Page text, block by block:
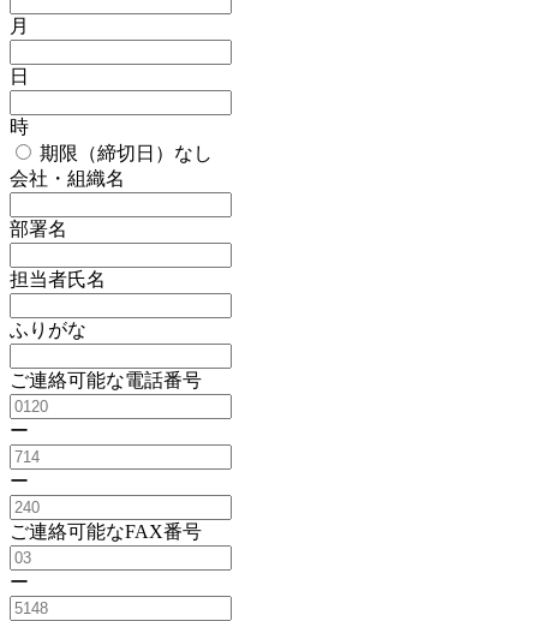
月
日
時
期限（締切日）なし
会社・組織名
部署名
担当者氏名
ふりがな
ご連絡可能な電話番号
ー
ー
ご連絡可能なFAX番号
ー